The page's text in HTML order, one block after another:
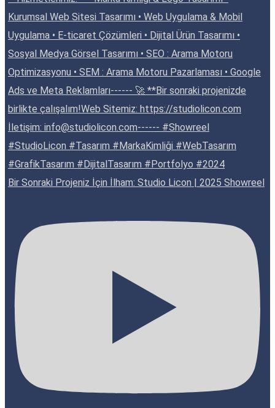
Bir Sonraki Projeniz İçin İlham: Studio Licon | 2025 Showreel